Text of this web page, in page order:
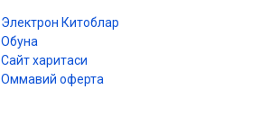
Электрон Китоблар
Обуна
Сайт харитаси
Оммавий оферта